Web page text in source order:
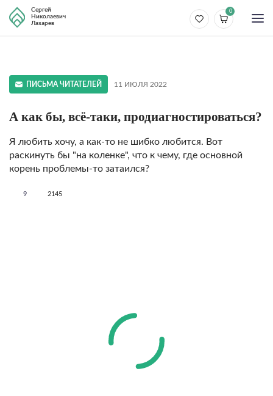
Сергей
Николаевич
Лазарев
0
ПИСЬМА ЧИТАТЕЛЕЙ 11 ИЮЛЯ 2022
А как бы, всё-таки, продиагностироваться?
Я любить хочу, а как-то не шибко любится. Вот
раскинуть бы "на коленке", что к чему, где основной
корень проблемы-то затаился?
9 2145